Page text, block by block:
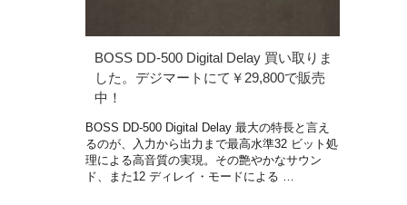
BOSS DD-500 Digital Delay 買い取りま
した。デジマートにて￥29,800で販売
中！
BOSS DD-500 Digital Delay 最大の特長と言え
るのが、入力から出力まで最高水準32 ビット処
理による高音質の実現。その艶やかなサウン
ド、また12 ディレイ・モードによる …